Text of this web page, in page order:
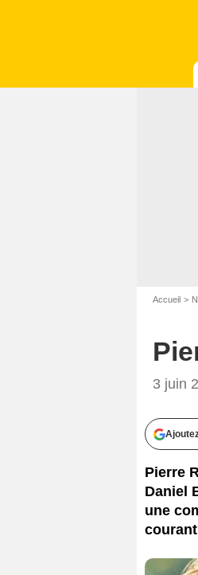
Accueil
3 juin
Pierre
Daniel
une